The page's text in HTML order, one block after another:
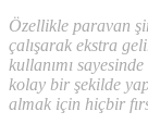
Özellikle paravan
çalışarak ekstra
kullanımı
kolay bir şekilde
almak için hiçbir